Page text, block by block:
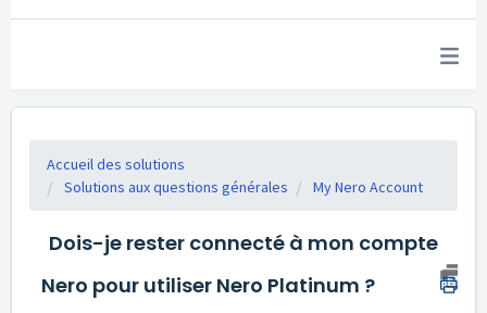
Accueil des solutions
Solutions aux questions générales
My Nero Account
Dois-je rester connecté à mon compte
Nero pour utiliser Nero Platinum ?